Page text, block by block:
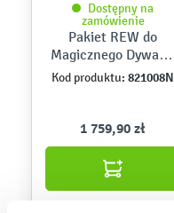
Dostępny na
zamówienie
Pakiet REW do
Magicznego Dywanu
4.0 i Kinebi 5.0
Kod produktu: 821008N
1 759,90 zł